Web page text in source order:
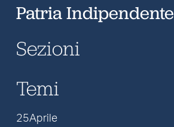
Patria Indipendente
Sezioni
Temi
25Aprile